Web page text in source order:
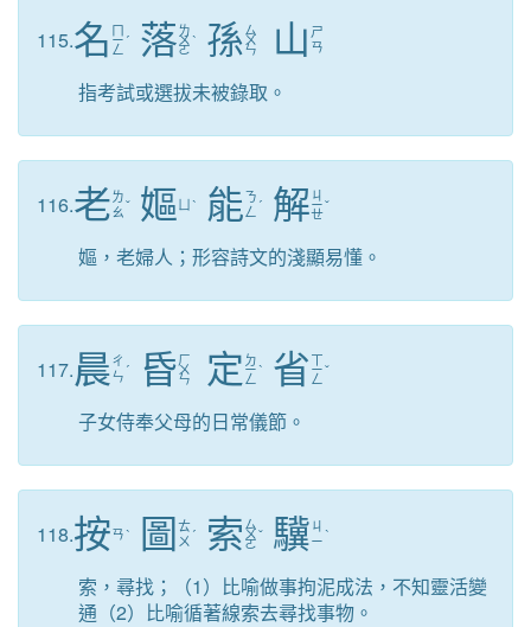
115.名 ㄇ
ㄧ
ㄥ
ˊ 落ㄌ
ㄨ
ㄛ
ˋ 孫ㄙ
ㄨ
ㄣ 山 ㄕ
ㄢ
指考試或選拔未被錄取。
116.老ㄌ
ㄠˇ 嫗 ˋ 能ㄋ
ㄥ ˊ 解 ㄐ
ㄧ
ㄝ
ˇ
嫗，老婦人；形容詩文的淺顯易懂。
117.晨ㄔ
ㄣ ˊ 昏ㄏ
ㄨ
ㄣ 定 ㄉ
ㄧ
ㄥ
ˋ 省 ㄒ
ㄧ
ㄥ
ˇ
子女侍奉父母的日常儀節。
118.按ㄢˋ 圖 ㄊ
ㄨ ˊ 索 ㄙ
ㄨ
ㄛ
ˇ 驥 ㄐ
ㄧˋ
索，尋找；（1）比喻做事拘泥成法，不知靈活變
通（2）比喻循著線索去尋找事物。